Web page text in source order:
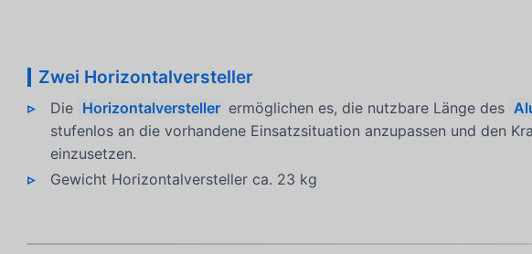
Zwei Horizontalversteller
Die Horizontalversteller ermöglichen es, die nutzbare Länge des
stufenlos an die vorhandene Einsatzsituation anzupassen und den
einzusetzen.
Gewicht Horizontalversteller ca. 23 kg